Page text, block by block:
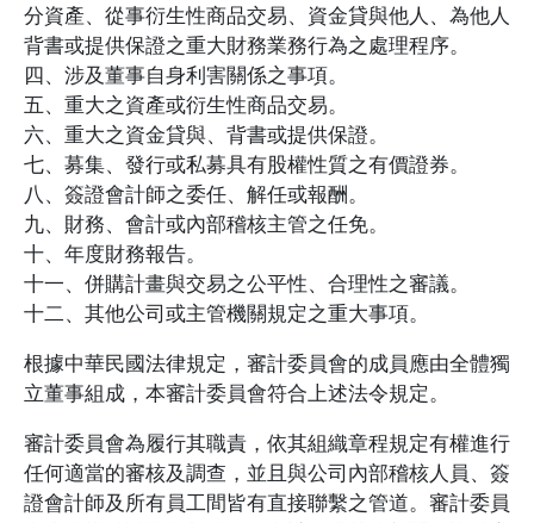
分資產、從事衍生性商品交易、資金貸與他人、為他人
背書或提供保證之重大財務業務行為之處理程序。
四、涉及董事自身利害關係之事項。
五、重大之資產或衍生性商品交易。
六、重大之資金貸與、背書或提供保證。
七、募集、發行或私募具有股權性質之有價證券。
八、簽證會計師之委任、解任或報酬。
九、財務、會計或內部稽核主管之任免。
十、年度財務報告。
十一、併購計畫與交易之公平性、合理性之審議。
十二、其他公司或主管機關規定之重大事項。
根據中華民國法律規定，審計委員會的成員應由全體獨
立董事組成，本審計委員會符合上述法令規定。
審計委員會為履行其職責，依其組織章程規定有權進行
任何適當的審核及調查，並且與公司內部稽核人員、簽
證會計師及所有員工間皆有直接聯繫之管道。審計委員